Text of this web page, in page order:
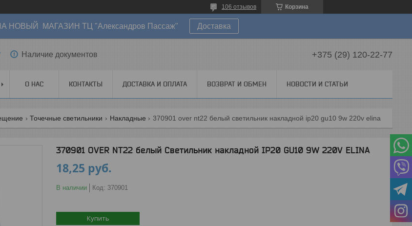
Корзина
106 отзывов
НОВЫЙ МАГАЗИН ТЦ "Александров Пассаж" Доставка
Наличие документов +375 (29) 120-22-77
О НАС КОНТАКТЫ ДОСТАВКА И ОПЛАТА ВОЗВРАТ И ОБМЕН НОВОСТИ И СТАТЬИ
Точечные светильники Накладные 370901 over nt22 белый светильник накладной ip20 gu10 9w 220v elina
370901 OVER NT22 белый Светильник накладной IP20 GU10 9W 220V ELINA
18,25 руб.
В наличии Код: 370901
Купить